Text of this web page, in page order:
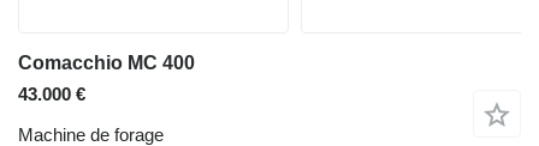
Comacchio MC 400
43.000 €
Machine de forage